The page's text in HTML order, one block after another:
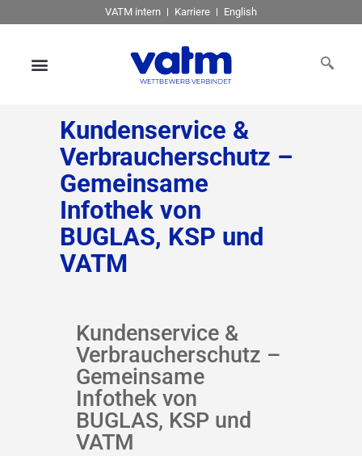
VATM intern Karriere English
Kundenservice &
Verbraucherschutz –
Gemeinsame
Infothek von
BUGLAS, KSP und
VATM
Kundenservice &
Verbraucherschutz –
Gemeinsame
Infothek von
BUGLAS, KSP und
VATM